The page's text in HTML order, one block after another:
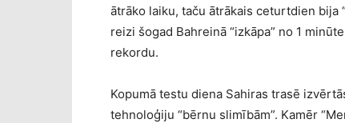
ātrāko laiku, taču ātrākais ceturtdien bija
reizi šogad Bahreinā “izkāpa” no 1
rekordu.
Kopumā testu diena Sahiras trasē
tehnoloģiju “bērnu slimībām”. Kamēr